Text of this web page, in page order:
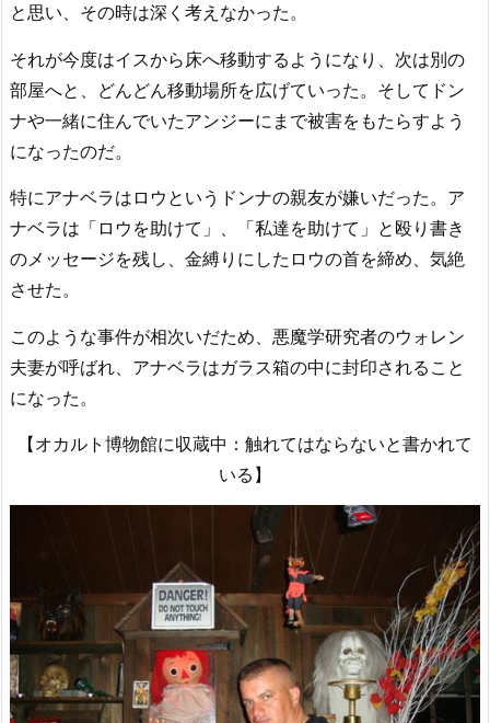
と思い、その時は深く考えなかった。
それが今度はイスから床へ移動するようになり、次は別の
部屋へと、どんどん移動場所を広げていった。そしてドン
ナや一緒に住んでいたアンジーにまで被害をもたらすよう
になったのだ。
特にアナベラはロウというドンナの親友が嫌いだった。ア
ナベラは「ロウを助けて」、「私達を助けて」と殴り書き
のメッセージを残し、金縛りにしたロウの首を締め、気絶
させた。
このような事件が相次いだため、悪魔学研究者のウォレン
夫妻が呼ばれ、アナベラはガラス箱の中に封印されること
になった。
【オカルト博物館に収蔵中：触れてはならないと書かれて
いる】